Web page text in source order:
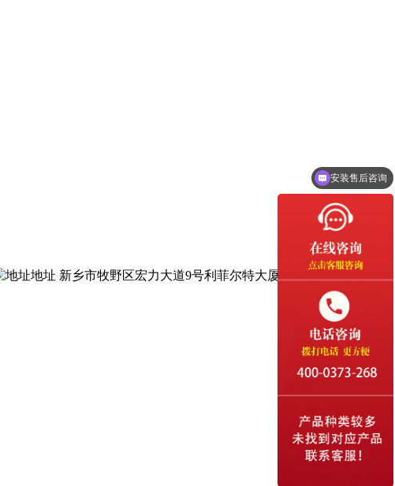
地址 新乡市牧野区宏力大道9号利菲尔特大厦
安装售后咨询